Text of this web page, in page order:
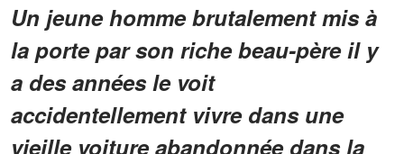
Un jeune homme brutalement mis à
la porte par son riche beau-père il y
a des années le voit
accidentellement vivre dans une
vieille voiture abandonnée dans la